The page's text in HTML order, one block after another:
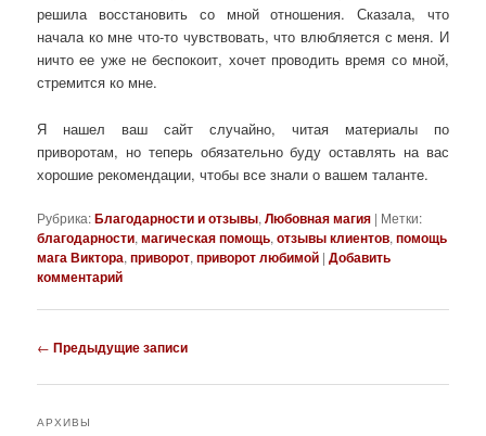
решила восстановить со мной отношения. Сказала, что
начала ко мне что-то чувствовать, что влюбляется с меня. И
ничто ее уже не беспокоит, хочет проводить время со мной,
стремится ко мне.
Я нашел ваш сайт случайно, читая материалы по
приворотам, но теперь обязательно буду оставлять на вас
хорошие рекомендации, чтобы все знали о вашем таланте.
Рубрика:Благодарности и отзывы,Любовная магия | Метки:
благодарности,магическая помощь,отзывы клиентов,помощь
мага Виктора,приворот,приворот любимой |Добавить
комментарий
Навигация
записям
← Предыдущие записи
АРХИВЫ